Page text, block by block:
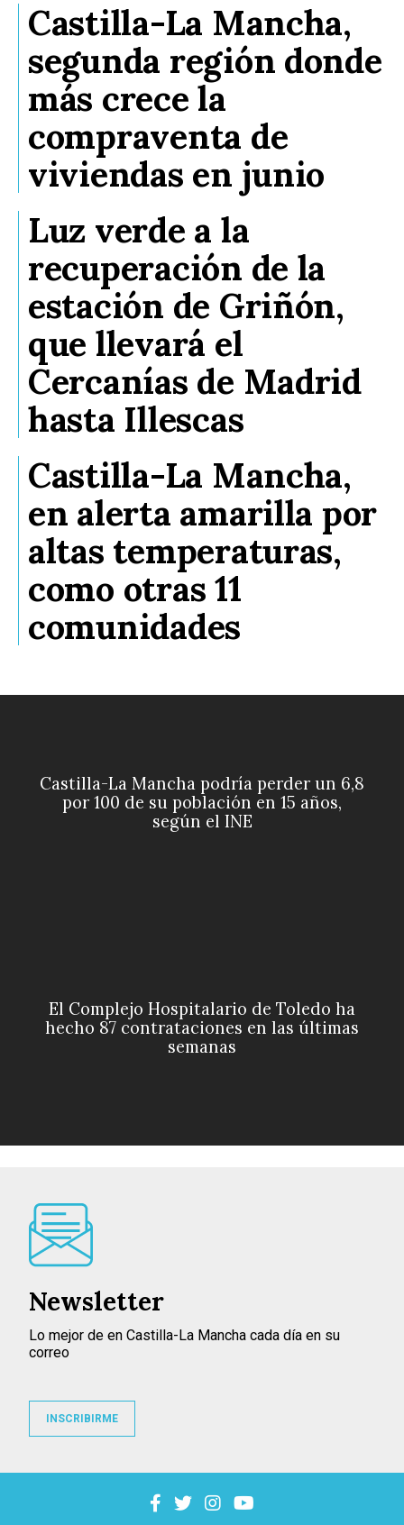
Castilla-La Mancha,
segunda región donde
más crece la
compraventa de
viviendas en junio
Luz verde a la
recuperación de la
estación de Griñón,
que llevará el
Cercanías de Madrid
hasta Illescas
Castilla-La Mancha,
en alerta amarilla por
altas temperaturas,
como otras 11
comunidades
Castilla-La Mancha podría perder un 6,8
por 100 de su población en 15 años,
según el INE
El Complejo Hospitalario de Toledo ha
hecho 87 contrataciones en las últimas
semanas
Newsletter
Lo mejor de en Castilla-La Mancha cada día en su
correo
INSCRIBIRME